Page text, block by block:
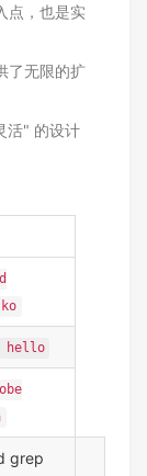
点，也是实
了无限的扩
活" 的设计
hello
grep